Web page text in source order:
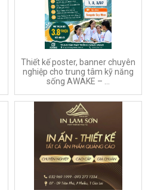
Thiết kế poster, banner chuyên
nghiệp cho trung tâm kỹ năng
sống AWAKE – ...